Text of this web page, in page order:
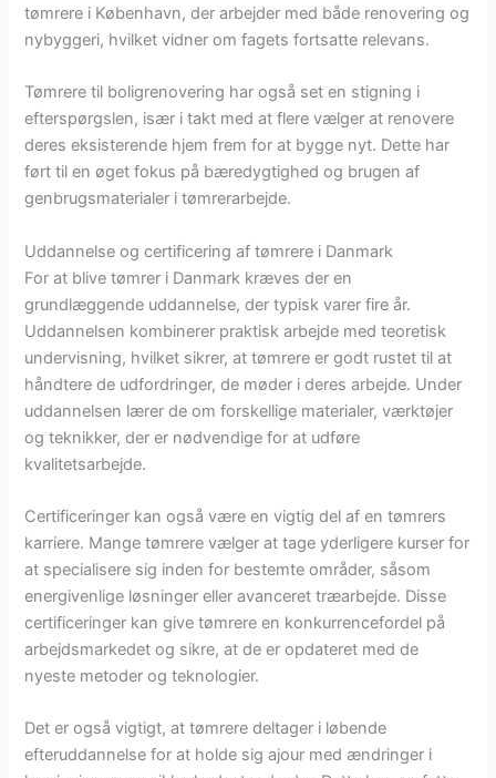
tømrere i København, der arbejder med både renovering og
nybyggeri, hvilket vidner om fagets fortsatte relevans.
Tømrere til boligrenovering har også set en stigning i
efterspørgslen, især i takt med at flere vælger at renovere
deres eksisterende hjem frem for at bygge nyt. Dette har
ført til en øget fokus på bæredygtighed og brugen af
genbrugsmaterialer i tømrerarbejde.
Uddannelse og certificering af tømrere i Danmark
For at blive tømrer i Danmark kræves der en
grundlæggende uddannelse, der typisk varer fire år.
Uddannelsen kombinerer praktisk arbejde med teoretisk
undervisning, hvilket sikrer, at tømrere er godt rustet til at
håndtere de udfordringer, de møder i deres arbejde. Under
uddannelsen lærer de om forskellige materialer, værktøjer
og teknikker, der er nødvendige for at udføre
kvalitetsarbejde.
Certificeringer kan også være en vigtig del af en tømrers
karriere. Mange tømrere vælger at tage yderligere kurser for
at specialisere sig inden for bestemte områder, såsom
energivenlige løsninger eller avanceret træarbejde. Disse
certificeringer kan give tømrere en konkurrencefordel på
arbejdsmarkedet og sikre, at de er opdateret med de
nyeste metoder og teknologier.
Det er også vigtigt, at tømrere deltager i løbende
efteruddannelse for at holde sig ajour med ændringer i